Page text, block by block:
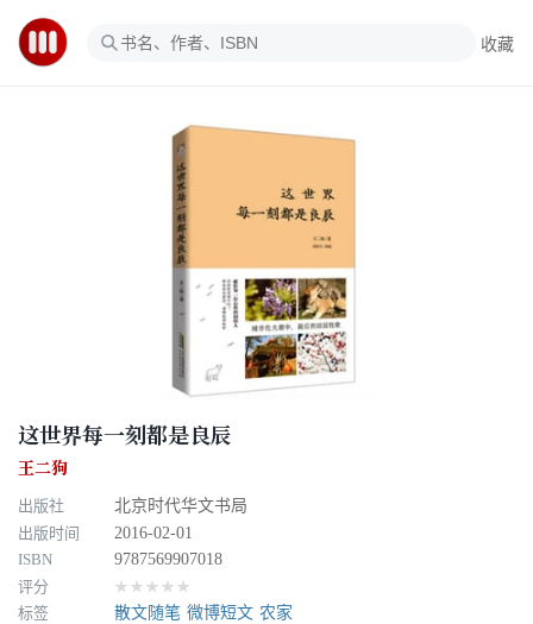
收藏
这世界每一刻都是良辰
王二狗
出版社
北京时代华文书局
出版时间
2016-02-01
ISBN
9787569907018
评分
★★★★★
标签 散文随笔 微博短文 农家